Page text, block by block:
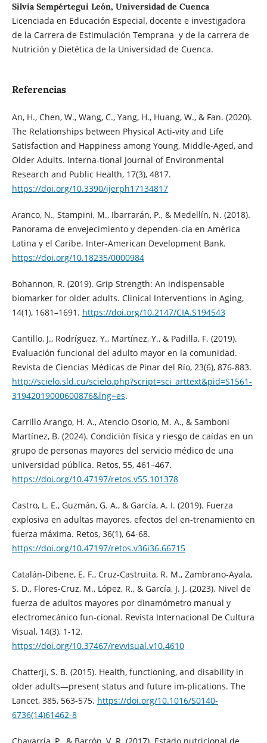
Silvia Sempértegui León, Universidad de Cuenca
Licenciada en Educación Especial, docente e investigadora
de la Carrera de Estimulación Temprana y de la carrera de
Nutrición y Dietética de la Universidad de Cuenca.
Referencias
An, H., Chen, W., Wang, C., Yang, H., Huang, W., & Fan. (2020).
The Relationships between Physical Acti-vity and Life
Satisfaction and Happiness among Young, Middle-Aged, and
Older Adults. Interna-tional Journal of Environmental
Research and Public Health, 17(3), 4817.
https://doi.org/10.3390/ijerph17134817
Aranco, N., Stampini, M., Ibarrarán, P., & Medellín, N. (2018).
Panorama de envejecimiento y dependen-cia en América
Latina y el Caribe. Inter-American Development Bank.
https://doi.org/10.18235/0000984
Bohannon, R. (2019). Grip Strength: An indispensable
biomarker for older adults. Clinical Interventions in Aging,
14(1), 1681–1691. https://doi.org/10.2147/CIA.S194543
Cantillo, J., Rodríguez, Y., Martínez, Y., & Padilla, F. (2019).
Evaluación funcional del adulto mayor en la comunidad.
Revista de Ciencias Médicas de Pinar del Río, 23(6), 876-883.
http://scielo.sld.cu/scielo.php?script=sci_arttext&pid=S1561-
31942019000600876&lng=es.
Carrillo Arango, H. A., Atencio Osorio, M. A., & Samboni
Martínez, B. (2024). Condición física y riesgo de caídas en un
grupo de personas mayores del servicio médico de una
universidad pública. Retos, 55, 461–467.
https://doi.org/10.47197/retos.v55.101378
Castro, L. E., Guzmán, G. A., & García, A. I. (2019). Fuerza
explosiva en adultas mayores, efectos del en-trenamiento en
fuerza máxima. Retos, 36(1), 64-68.
https://doi.org/10.47197/retos.v36i36.66715
Catalán-Dibene, E. F., Cruz-Castruita, R. M., Zambrano-Ayala,
S. D., Flores-Cruz, M., López, R., & García, J. J. (2023). Nivel de
fuerza de adultos mayores por dinamómetro manual y
electromecánico fun-cional. Revista Internacional De Cultura
Visual, 14(3), 1-12.
https://doi.org/10.37467/revvisual.v10.4610
Chatterji, S. B. (2015). Health, functioning, and disability in
older adults—present status and future im-plications. The
Lancet, 385, 563-575. https://doi.org/10.1016/S0140-
6736(14)61462-8